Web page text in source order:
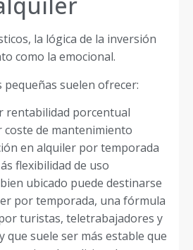
la lógica de la inversión
como la emocional.
pequeñas suelen ofrecer:
rentabilidad porcentual
coste de mantenimiento
en alquiler por temporada
flexibilidad de uso
ubicado puede destinarse
por temporada, una fórmula
turistas, teletrabajadores y
que suele ser más estable que